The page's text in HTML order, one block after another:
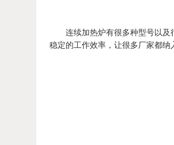
连续加热炉有很多种型号以及
稳定的工作效率，让很多厂家都纳